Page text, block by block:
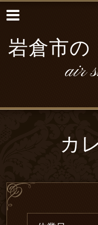
岩倉市の
air
カ